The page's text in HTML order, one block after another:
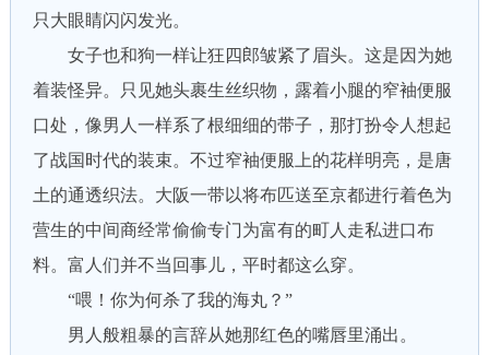
只大眼睛闪闪发光。
女子也和狗一样让狂四郎皱紧了眉头。这是因为她
着装怪异。只见她头裹生丝织物，露着小腿的窄袖便服
口处，像男人一样系了根细细的带子，那打扮令人想起
了战国时代的装束。不过窄袖便服上的花样明亮，是唐
土的通透织法。大阪一带以将布匹送至京都进行着色为
营生的中间商经常偷偷专门为富有的町人走私进口布
料。富人们并不当回事儿，平时都这么穿。
“喂！你为何杀了我的海丸？”
男人般粗暴的言辞从她那红色的嘴唇里涌出。